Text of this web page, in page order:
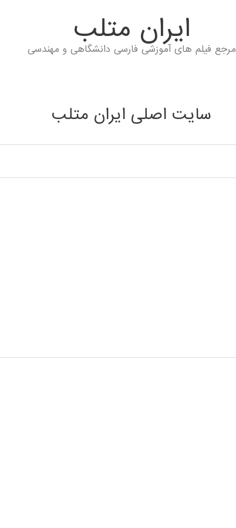
ايران متلب
مرجع فیلم های آموزشی فارسی دانشگاهی و مهندسی
سایت اصلی ایران متلب